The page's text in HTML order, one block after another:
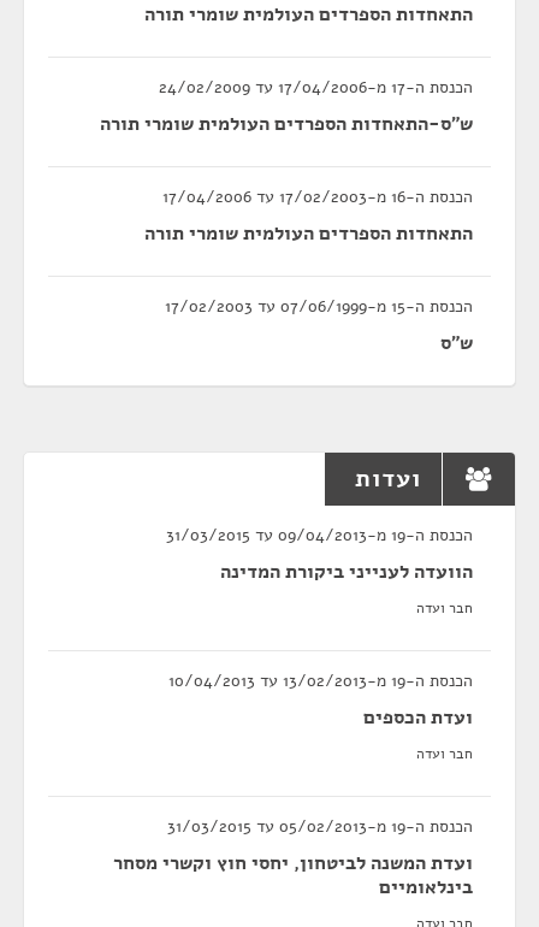
התאחדות הספרדים העולמית שומרי תורה
הכנסת ה-17 מ-17/04/2006 עד 24/02/2009
ש"ס-התאחדות הספרדים העולמית שומרי תורה
הכנסת ה-16 מ-17/02/2003 עד 17/04/2006
התאחדות הספרדים העולמית שומרי תורה
הכנסת ה-15 מ-07/06/1999 עד 17/02/2003
ש"ס
ועדות
הכנסת ה-19 מ-09/04/2013 עד 31/03/2015
הוועדה לענייני ביקורת המדינה
חבר ועדה
הכנסת ה-19 מ-13/02/2013 עד 10/04/2013
ועדת הכספים
חבר ועדה
הכנסת ה-19 מ-05/02/2013 עד 31/03/2015
ועדת המשנה לביטחון, יחסי חוץ וקשרי מסחר
בינלאומיים